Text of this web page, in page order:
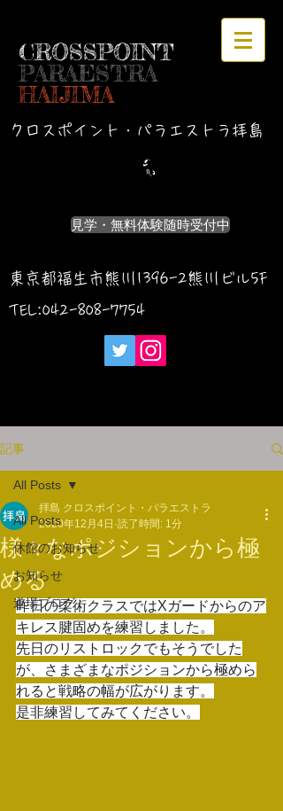
CROSSPOINT
PARAESTRA
HAIJIMA
クロスポイント・パラエストラ拝島
見学・無料体験随時受付中
東京都福生市熊川1396-2熊川ビル5F
TEL:042-808-7754
記事
All Posts
休館のお知らせ
お知らせ
道場ブログ
All Posts
様々なポジションから極
める
拝島 クロスポイント・パラエストラ
2020年12月4日 読了時間: 1分
昨日の柔術クラスではXガードからのア
キレス腱固めを練習しました。
先日のリストロックでもそうでした
が、さまざまなポジションから極めら
れると戦略の幅が広がります。
是非練習してみてください。